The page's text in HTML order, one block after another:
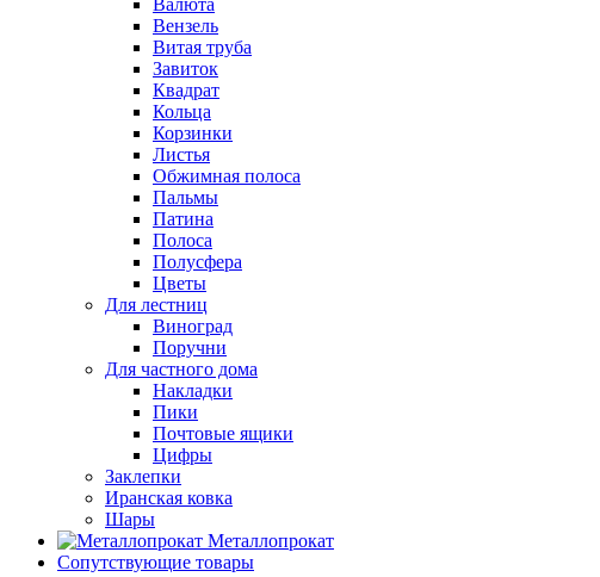
Валюта
Вензель
Витая труба
Завиток
Квадрат
Кольца
Корзинки
Листья
Обжимная полоса
Пальмы
Патина
Полоса
Полусфера
Цветы
Для лестниц
Виноград
Поручни
Для частного дома
Накладки
Пики
Почтовые ящики
Цифры
Заклепки
Иранская ковка
Шары
Металлопрокат
Сопутствующие товары